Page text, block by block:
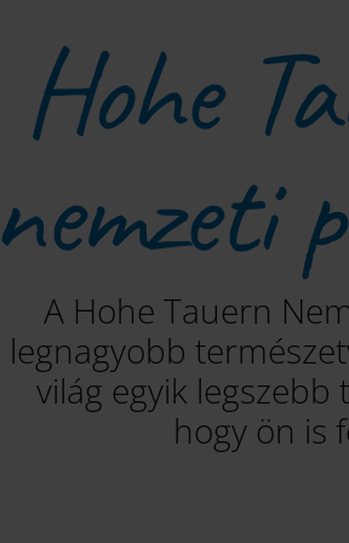
Hohe
nemzeti
A Hohe Tauern
legnagyobb
világ egyik legszebb
hogy ön is